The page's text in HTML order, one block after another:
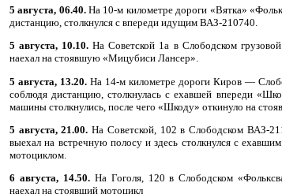
5 августа, 06.40.На 10-м километре дороги «Вятка»
дистанцию, столкнулся с впереди идущим ВАЗ-210740.
5 августа, 10.10.На Советской 1а в Слободском
наехал на стоявшую «Мицубиси ­Лансер».
5 августа, 13.20. На 14-м километре дороги Киров —
соблюдя дистанцию, столкнулась с ехавшей впереди
машины столкнулись, после чего «Шкоду» откинуло на
5 августа, 21.00. На Советской, 102 в Слободском ВАЗ-
выехал на встречную полосу и здесь столкнулся с
мотоциклом.
6 августа, 14.50. На Гоголя, 120 в Слободском
наехал на стоявший мотоцикл